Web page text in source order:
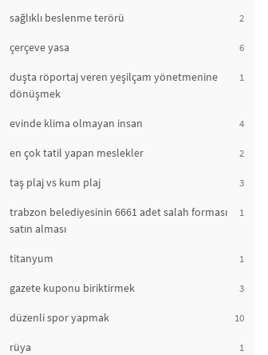
sağlıklı beslenme terörü 2
çerçeve yasa 6
duşta röportaj veren yeşilçam yönetmenine
dönüşmek
1
evinde klima olmayan insan 4
en çok tatil yapan meslekler 2
taş plaj vs kum plaj 3
trabzon belediyesinin 6661 adet salah forması
satın alması
1
titanyum 1
gazete kuponu biriktirmek 3
düzenli spor yapmak 10
rüya 1